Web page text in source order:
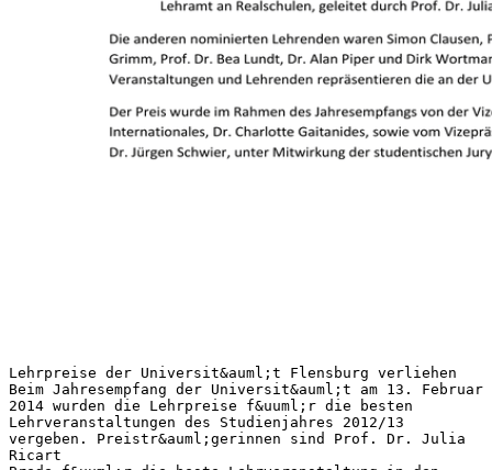
Lehrpreise der Universit&auml;t Flensburg verliehen
Beim Jahresempfang der Universit&auml;t am 13. Februar
2014 wurden die Lehrpreise f&uuml;r die besten
Lehrveranstaltungen des Studienjahres 2012/13
vergeben. Preistr&auml;gerinnen sind Prof. Dr. Julia
Ricart